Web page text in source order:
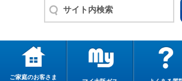
ご家庭のお客さま